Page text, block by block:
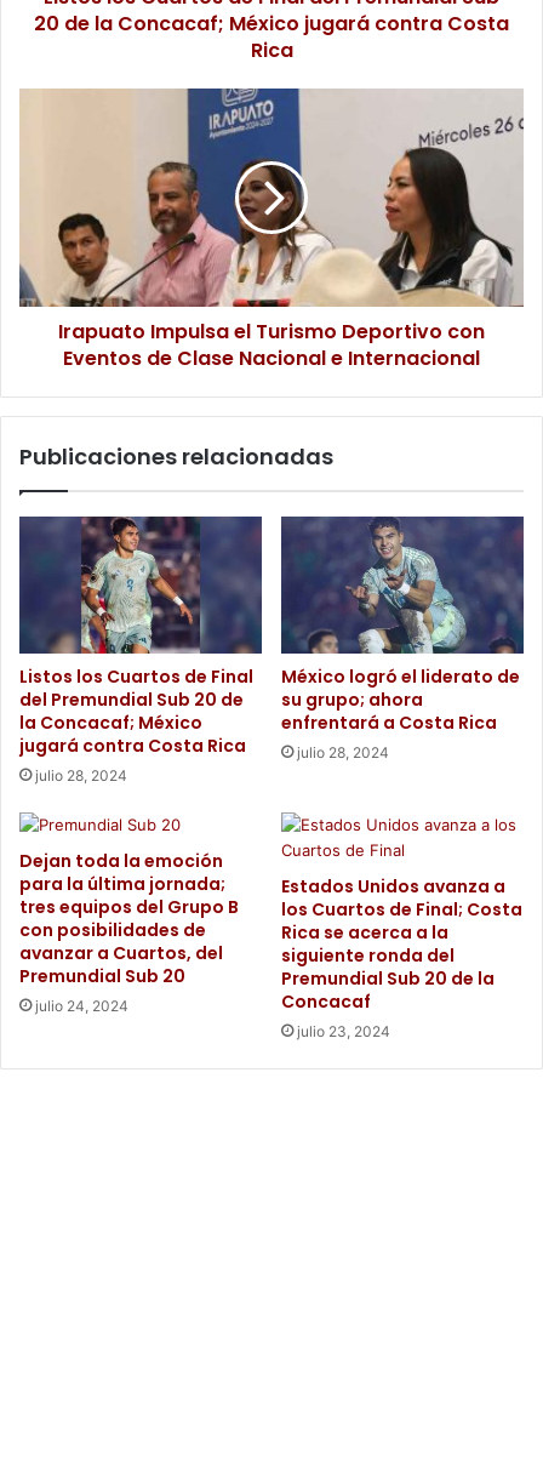
20 de la Concacaf; México jugará contra Costa
Rica
Irapuato Impulsa el Turismo Deportivo con
Eventos de Clase Nacional e Internacional
Publicaciones relacionadas
Listos los Cuartos de Final
del Premundial Sub 20 de
la Concacaf; México
jugará contra Costa Rica
julio 28, 2024
México logró el liderato de
su grupo; ahora
enfrentará a Costa Rica
julio 28, 2024
Dejan toda la emoción
para la última jornada;
tres equipos del Grupo B
con posibilidades de
avanzar a Cuartos, del
Premundial Sub 20
julio 24, 2024
Estados Unidos avanza a
los Cuartos de Final; Costa
Rica se acerca a la
siguiente ronda del
Premundial Sub 20 de la
Concacaf
julio 23, 2024